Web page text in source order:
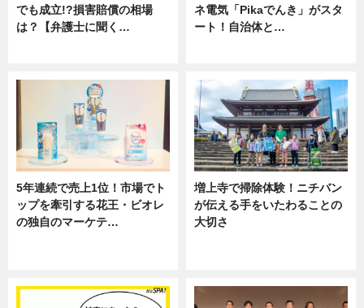
でも成立!?損害賠償の相場
は？【弁護士に聞く…
ネ電気「Pikaでんき」がスタ
ート！自治体と…
5年連続で売上1位！市場でト
ップを牽引する花王・ビオレ
の独自のマーケテ…
増上寺で掃除体験！ニチバン
が伝える手をいたわることの
大切さ